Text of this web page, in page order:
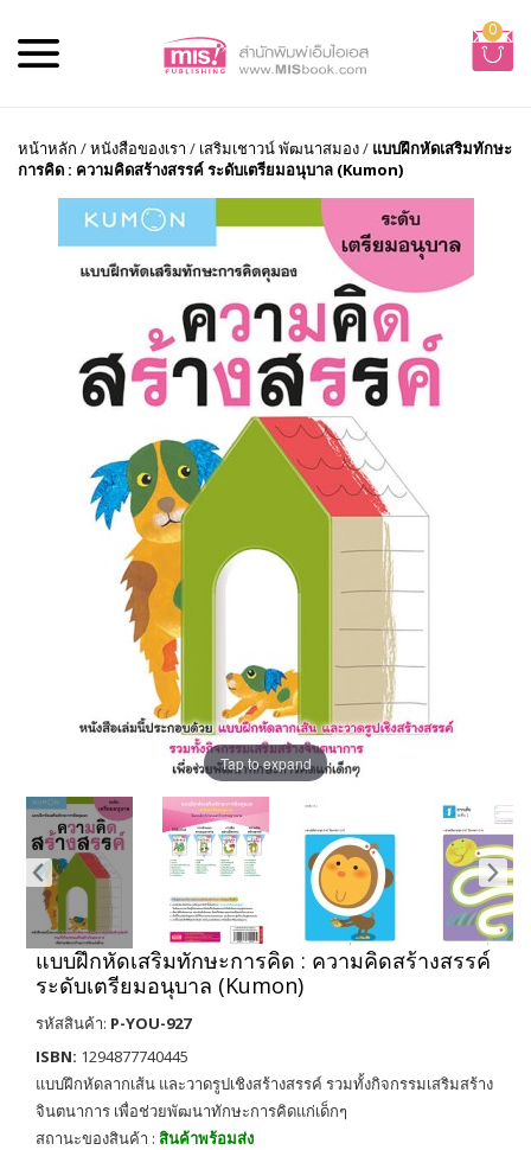
0
หน้าหลัก /หนังสือของเรา / เสริมเชาวน์ พัฒนาสมอง/ แบบฝึกหัดเสริมทักษะ
การคิด : ความคิดสร้างสรรค์ ระดับเตรียมอนุบาล (Kumon)
Tap to expand
แบบฝึกหัดเสริมทักษะการคิด : ความคิดสร้างสรรค์
ระดับเตรียมอนุบาล (Kumon)
รหัสสินค้า: P-YOU-927
ISBN: 1294877740445
แบบฝึกหัดลากเส้น และวาดรูปเชิงสร้างสรรค์ รวมทั้งกิจกรรมเสริมสร้าง
จินตนาการ เพื่อช่วยพัฒนาทักษะการคิดแก่เด็กๆ
สถานะของสินค้า : สินค้าพร้อมส่ง